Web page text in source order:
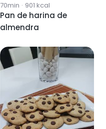
70min · 901 kcal
Pan de harina de
almendra